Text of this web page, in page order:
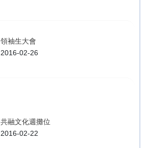
領袖生大會
2016-02-26
共融文化週攤位
2016-02-22